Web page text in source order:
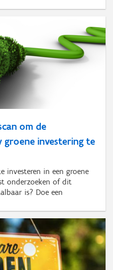
om de
groene investering te
investeren in een groene
onderzoeken of dit
is? Doe een